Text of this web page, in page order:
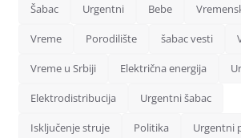
Šabac Urgentni Bebe
Vreme Porodilište šabac vesti
Vreme u Srbiji Električna energija
Elektrodistribucija Urgentni šabac
Isključenje struje Politika Urgentni